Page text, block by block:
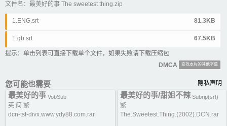
文件名：最美好的事 The sweetest thing.zip
1.ENG.srt 81.3KB
1.gb.srt 67.5KB
提示：单击列表可直接下载单个文件，如果失败请下载压缩包
DMCA
查找本片的其他字幕
您可能也需要 隐私声明
最美好的事 VobSub
英 简 繁
dcn-tst-divx.www.ydy88.com.rar
最美好的事/甜姐不辣 Subrip(srt)
繁
The.Sweetest.Thing.(2002).DCN.rar